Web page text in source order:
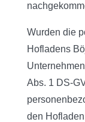
Wurden die
Hofladens
Abs. 1 DS-
den